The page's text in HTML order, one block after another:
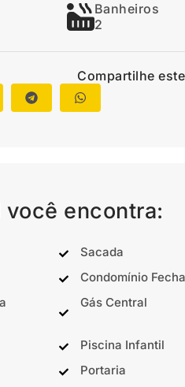
Banheiros
2
Compartilhe
encontra:
Sacada
Condomínio
Gás Central
Piscina Infantil
Portaria